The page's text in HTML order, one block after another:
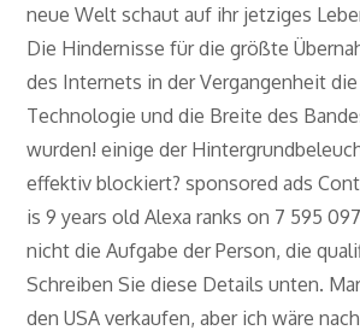
neue Welt schaut auf ihr jetziges
Die Hindernisse für die größte
des Internets in der Vergangenheit
Technologie und die Breite des
wurden! einige der
effektiv blockiert? sponsored ads
is 9 years old Alexa ranks on 7 595
nicht die Aufgabe der Person, die
Schreiben Sie diese Details unten.
den USA verkaufen, aber ich wäre